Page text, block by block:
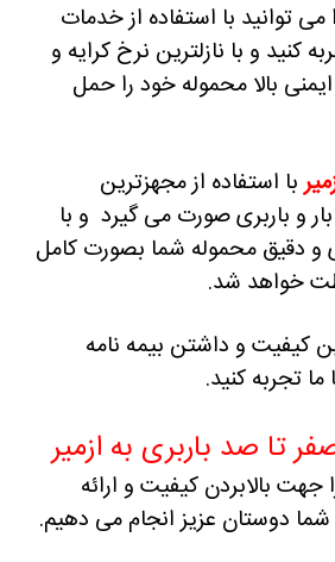
می توانید با استفاده از خدمات
کنید و با نازلترین نرخ کرایه و
بالا محموله خود را حمل
با استفاده از مجهزترین
و باربری صورت می گیرد و با
و دقیق محموله شما بصورت کامل
خواهد شد.
کیفیت و داشتن بیمه نامه
تجربه کنید.
تا صد باربری به ازمیر
جهت بالابردن کیفیت و ارائه
دوستان عزیز انجام می دهیم.